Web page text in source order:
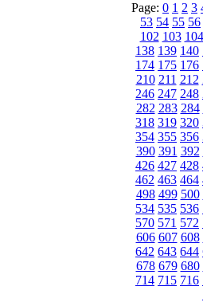
Page: 0 1 2 3
53 54 55 56
102 103 104
138 139 140
174 175 176
210 211 212
246 247 248
282 283 284
318 319 320
354 355 356
390 391 392
426 427 428
462 463 464
498 499 500
534 535 536
570 571 572
606 607 608
642 643 644
678 679 680
714 715 716